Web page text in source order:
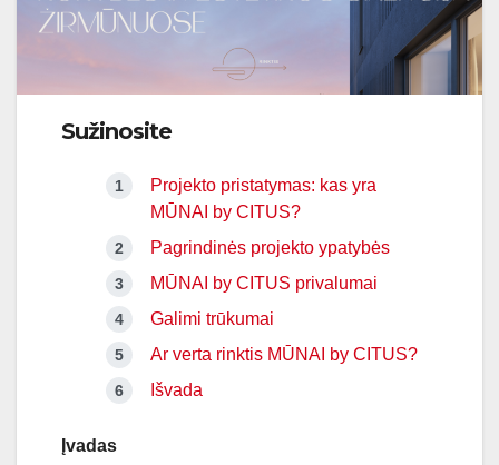
Sužinosite
Projekto pristatymas: kas yra
MŪNAI by CITUS?
Pagrindinės projekto ypatybės
MŪNAI by CITUS privalumai
Galimi trūkumai
Ar verta rinktis MŪNAI by CITUS?
Išvada
Įvadas